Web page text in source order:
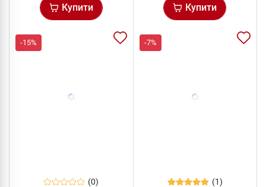
Купити Купити
-15%
(0)
-7%
(1)